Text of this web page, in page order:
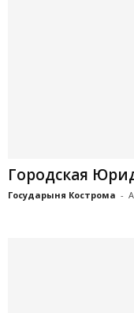
Городская
Государыня Кострома -